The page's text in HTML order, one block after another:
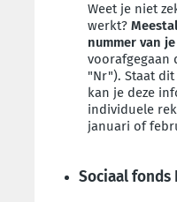
Weet je niet
werkt?
nummer van
voorafgegaan
"Nr"). Staat
kan je deze
individuele
januari of
Sociaal fonds